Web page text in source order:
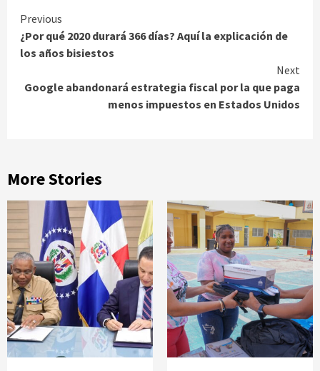
Continue
Reading
Previous
¿Por qué 2020 durará 366 días? Aquí la explicación de
los años bisiestos
Next
Google abandonará estrategia fiscal por la que paga
menos impuestos en Estados Unidos
More Stories